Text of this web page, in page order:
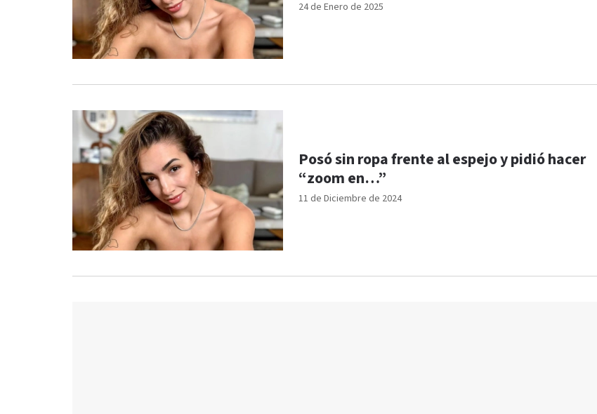
24 de Enero de 2025
11 de Diciembre de 2024
Posó sin ropa frente al espejo y pidió hacer
“zoom en…”